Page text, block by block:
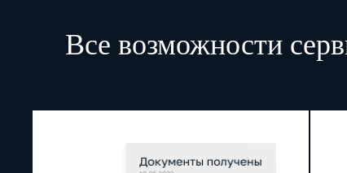
Все возможности